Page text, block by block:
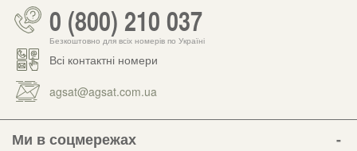
0 (800) 210 037
Безкоштовно для всіх номерів по Україні
Всі контактні номери
agsat@agsat.com.ua
Ми в соцмережах